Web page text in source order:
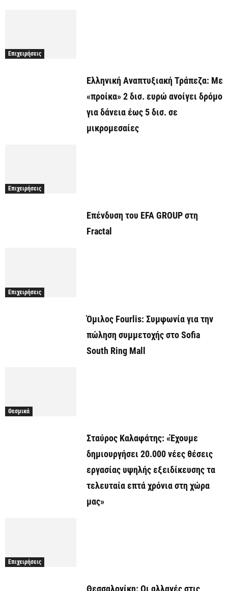
Επιχειρήσεις
Ελληνική Αναπτυξιακή Τράπεζα: Με
«προίκα» 2 δισ. ευρώ ανοίγει δρόμο
για δάνεια έως 5 δισ. σε
μικρομεσαίες
Επιχειρήσεις
Επένδυση του EFA GROUP στη
Fractal
Επιχειρήσεις
Όμιλος Fourlis: Συμφωνία για την
πώληση συμμετοχής στο Sofia
South Ring Mall
Θεσμικά
Σταύρος Καλαφάτης: «Έχουμε
δημιουργήσει 20.000 νέες θέσεις
εργασίας υψηλής εξειδίκευσης τα
τελευταία επτά χρόνια στη χώρα
μας»
Επιχειρήσεις